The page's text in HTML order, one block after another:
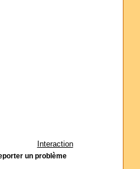
Interaction
un problème